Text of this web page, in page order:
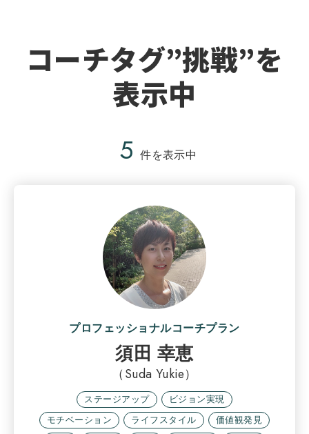
コーチタグ”挑戦”を
表示中
5 件を表示中
プロフェッショナルコーチプラン
須田 幸恵
（Suda Yukie）
ステージアップ
ビジョン実現
モチベーション
ライフスタイル
価値観発見